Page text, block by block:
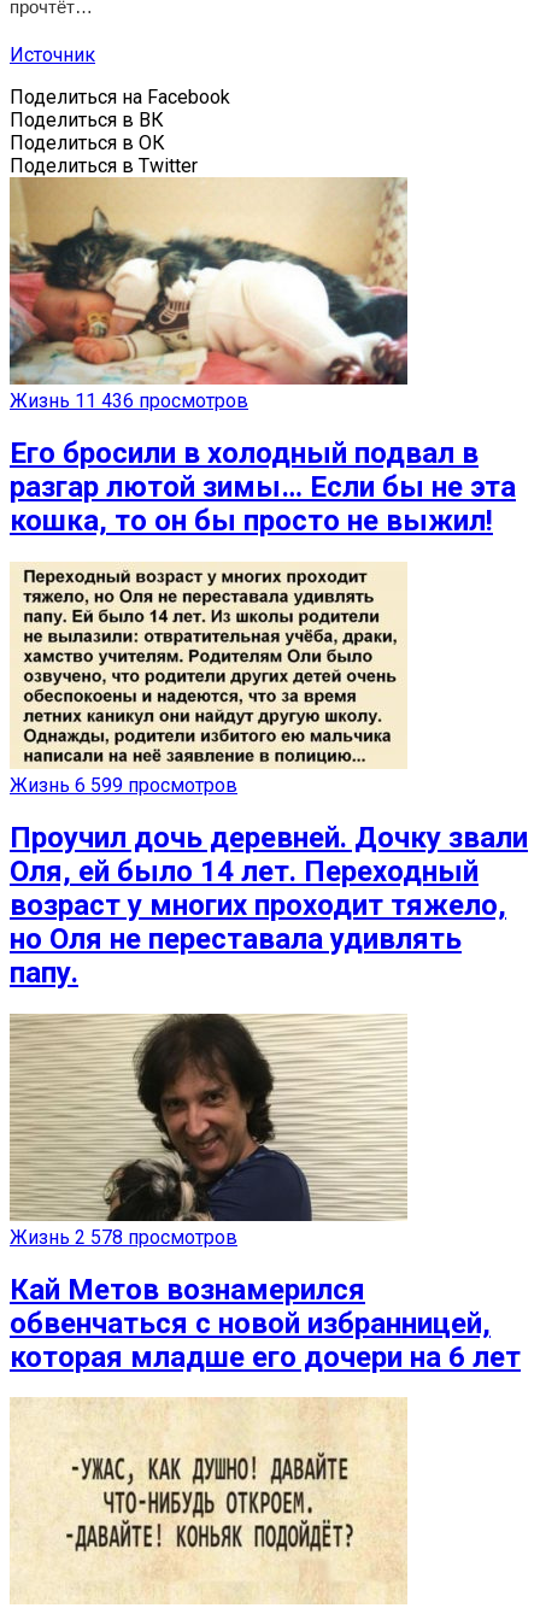
прочтёт…
Источник
Поделиться на Facebook
Поделиться в ВК
Поделиться в ОК
Поделиться в Twitter
Жизнь 11 436 просмотров
Его бросили в холодный подвал в
разгар лютой зимы… Если бы не эта
кошка, то он бы просто не выжил!
Жизнь 6 599 просмотров
Проучил дочь деревней. Дочку звали
Оля, ей было 14 лет. Переходный
возраст у многих проходит тяжело,
но Оля не переставала удивлять
папу.
Жизнь 2 578 просмотров
Кай Метов вознамерился
обвенчаться с новой избранницей,
которая младше его дочери на 6 лет